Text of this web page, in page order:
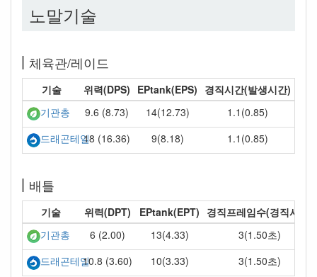
노말기술
체육관/레이드
기술 위력(DPS) EPtank(EPS) 경직시간(발생시간)
기관총
9.6 (8.73) 14(12.73)
1.1(0.85)
드래곤테일18 (16.36) 9(8.18) 1.1(0.85)
배틀
기술 위력(DPT) EPtank(EPT) 경직프레임수(경직시간)
기관총
6 (2.00) 13(4.33)
3(1.50초)
드래곤테일10.8 (3.60) 10(3.33) 3(1.50초)